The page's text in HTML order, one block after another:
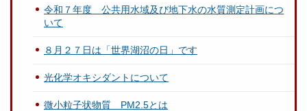
令和７年度 公共用水域及び地下水の水質測定計画につ
いて
８月２７日は「世界湖沼の日」です
光化学オキシダントについて
微小粒子状物質 PM2.5とは